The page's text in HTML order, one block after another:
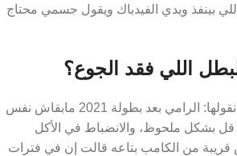
بينفذ ويدي الفيدباك ويقول جسمي محتاج
اللي فقد الجوع؟
الحقيقة المُرة اللي لازم نقولها: الرامي بعد بطولة 2021 مابقاش نفس
بشكل ملحوظ، والانضباط في الأكل
قريبة من الكامب بتاعه قالت إن في فترات